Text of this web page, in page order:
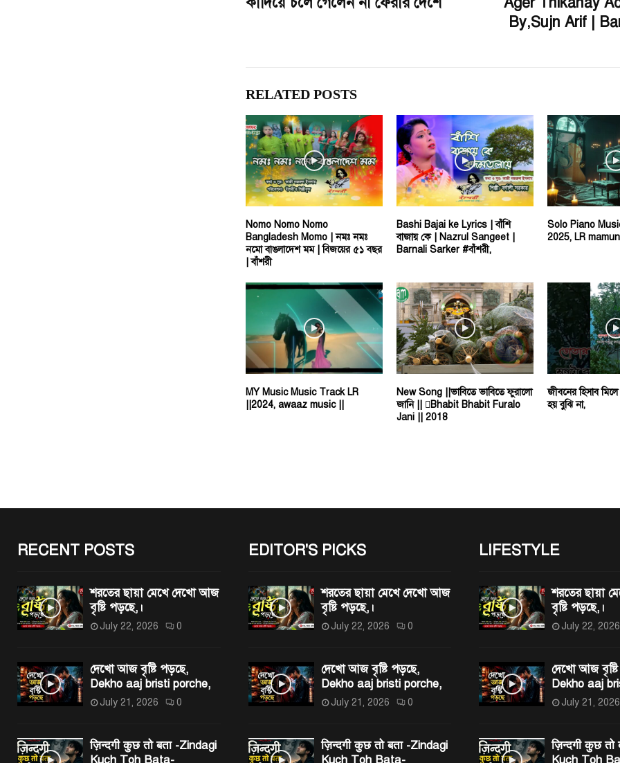
By,Sujn Arif |
RELATED POSTS
Nomo Nomo Nomo
Bangladesh Momo | নমঃ নমঃ
নমো বাঙলাদেশ মম | বিজয়ের ৫১ বছর
| বাঁশরী
Bashi Bajai ke Lyrics | বাঁশি
বাজায় কে | Nazrul Sangeet |
Barnali Sarker #বাঁশরী,
Solo Piano
2025, LR
MY Music Music Track LR
||2024, awaaz music ||
New Song ||ভাবিতে ভাবিতে ফুরালো
জানি || Bhabit Bhabit Furalo
Jani || 2018
জীবনের হিসাব
হয় বুঝি না,
RECENT POSTS
শরতের ছায়া মেখে দেখো আজ
বৃষ্টি পড়ছে,।
July 22, 2026 0
দেখো আজ বৃষ্টি পড়ছে,
Dekho aaj bristi porche,
July 21, 2026 0
ज़िन्दगी कुछ तो बता -Zindagi
EDITOR'S PICKS
শরতের ছায়া মেখে দেখো আজ
বৃষ্টি পড়ছে,।
July 22, 2026 0
দেখো আজ বৃষ্টি পড়ছে,
Dekho aaj bristi porche,
July 21, 2026 0
ज़िन्दगी कुछ तो बता -Zindagi
LIFESTYLE
শরতের ছায়া
বৃষ্টি পড়ছে,।
July 22, 2026
দেখো আজ
Dekho aaj
July 21, 2026
ज़िन्दगी कुछ